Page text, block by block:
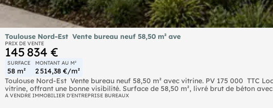
Toulouse Nord-Est  Vente bureau neuf 58,50 m² ave
PRIX DE VENTE
145 834 €
SURFACE
58 m²
MONTANT AU M²
2 514,38 €/m²
Toulouse Nord-Est  Vente bureau neuf 58,50 m² avec vitrine. PV 175 000  TTC
vitrine, offrant une bonne visibilité. Surface de 58,50 m², livré brut de béton
aménagement sur mesure. Conforme RE2020, pré-équipé fibre optique. Situé
A VENDRE IMMOBILIER D'ENTREPRISE BUREAUX